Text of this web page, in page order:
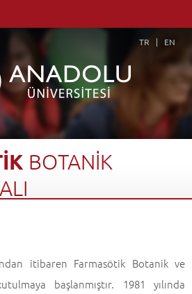
TR EN
BOTANİK
itibaren Farmasötik Botanik ve
başlanmıştır. 1981 yılında